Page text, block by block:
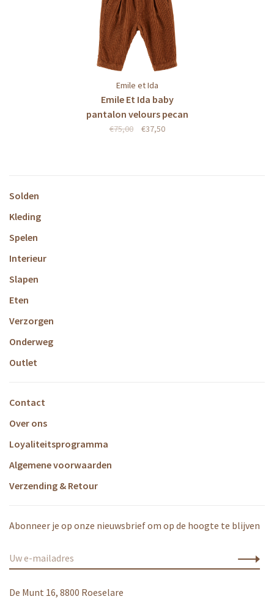
Emile et Ida
Emile Et Ida baby
pantalon velours pecan
€75,00 €37,50
Solden
Kleding
Spelen
Interieur
Slapen
Eten
Verzorgen
Onderweg
Outlet
Contact
Over ons
Loyaliteitsprogramma
Algemene voorwaarden
Verzending & Retour
Abonneer je op onze nieuwsbrief om op de hoogte te blijven
De Munt 16, 8800 Roeselare